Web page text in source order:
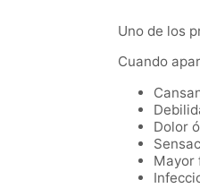
Uno de los
Cuando
Dolor
Mayor